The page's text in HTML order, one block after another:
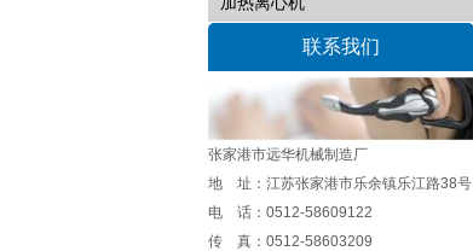
联系我们
张家港市远华机械制造厂
地 址：江苏张家港市乐余镇乐江路38号
电 话：0512-58609122
传 真：0512-58603209